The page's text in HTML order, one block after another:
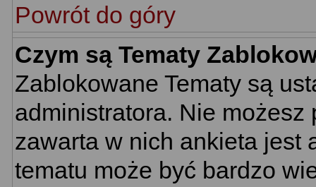
Powrót do góry
Czym są Tematy
Zablokowane Tematy są
administratora. Nie
zawarta w nich ankieta jest
tematu może być bardzo